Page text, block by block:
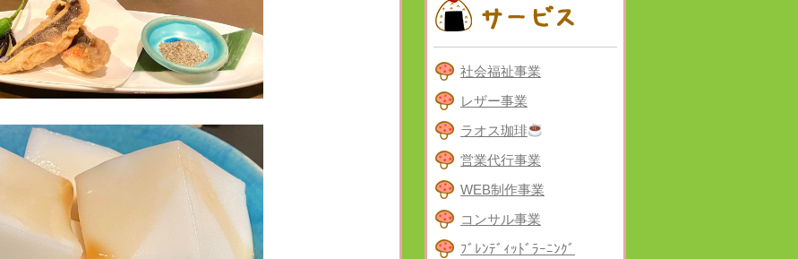
社会福祉事業
レザー事業
ラオス珈琲
営業代行事業
WEB制作事業
コンサル事業
ﾌﾞﾚﾝﾃﾞｨｯﾄﾞﾗｰﾆﾝｸﾞ